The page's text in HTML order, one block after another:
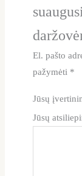
El. pašto
pažymėti *
Jūsų
Jūsų